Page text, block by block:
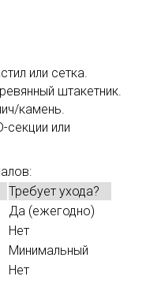
или сетка.
штакетник.
камень.
секции или
Требует ухода?
Да (ежегодно)
Нет
Минимальный
Нет